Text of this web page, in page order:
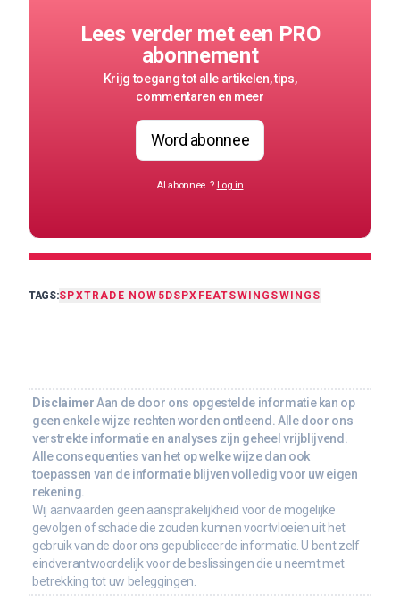
Lees verder met een PRO
abonnement
Krijg toegang tot alle artikelen, tips,
commentaren en meer
Word abonnee
Al abonnee..? Log in
TAGS:SPXTRADE NOW 5DSPX FEATSWING SWINGS
Disclaimer Aan de door ons opgestelde informatie kan op
geen enkele wijze rechten worden ontleend. Alle door ons
verstrekte informatie en analyses zijn geheel vrijblijvend.
Alle consequenties van het op welke wijze dan ook
toepassen van de informatie blijven volledig voor uw eigen
rekening.
Wij aanvaarden geen aansprakelijkheid voor de mogelijke
gevolgen of schade die zouden kunnen voortvloeien uit het
gebruik van de door ons gepubliceerde informatie. U bent zelf
eindverantwoordelijk voor de beslissingen die u neemt met
betrekking tot uw beleggingen.